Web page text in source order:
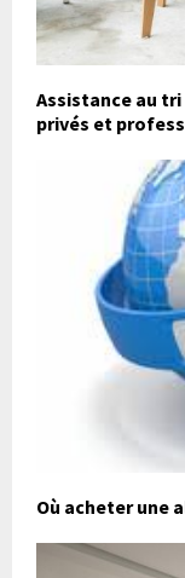
Assistance au
privés et
Où acheter une